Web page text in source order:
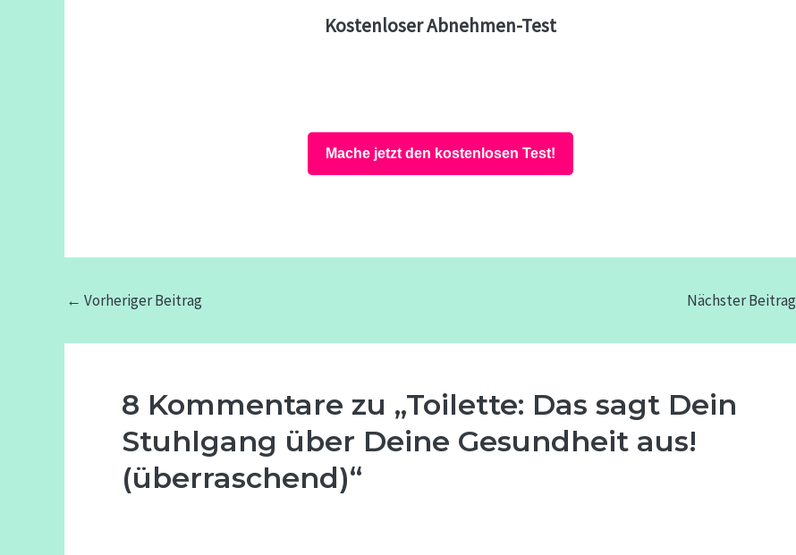
Kostenloser Abnehmen-Test
Mache jetzt den kostenlosen Test!
← Vorheriger Beitrag Nächster Beitrag
8 Kommentare zu „Toilette: Das sagt Dein
Stuhlgang über Deine Gesundheit aus!
(überraschend)“